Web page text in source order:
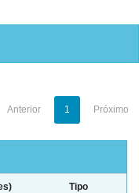
Anterior 1 Próximo
Tipo